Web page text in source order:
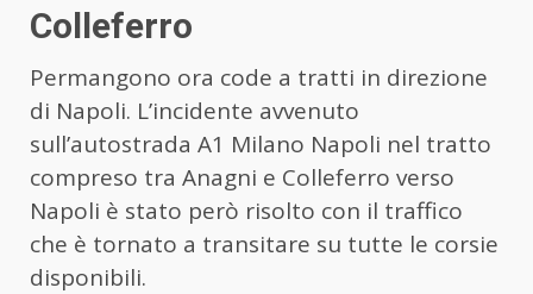
Colleferro
Permangono ora code a tratti in direzione
di Napoli. L’incidente avvenuto
sull’autostrada A1 Milano Napoli nel tratto
compreso tra Anagni e Colleferro verso
Napoli è stato però risolto con il traffico
che è tornato a transitare su tutte le corsie
disponibili.